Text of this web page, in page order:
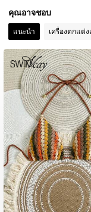
4.87
4.87
4.87
คุณอาจชอบ
แนะนำ เครื่องตกแต่